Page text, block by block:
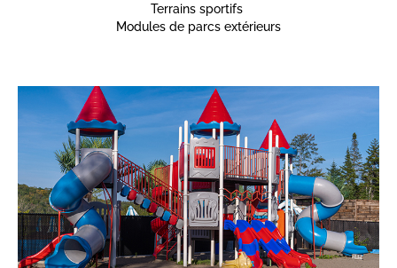
Terrains sportifs
Modules de parcs extérieurs